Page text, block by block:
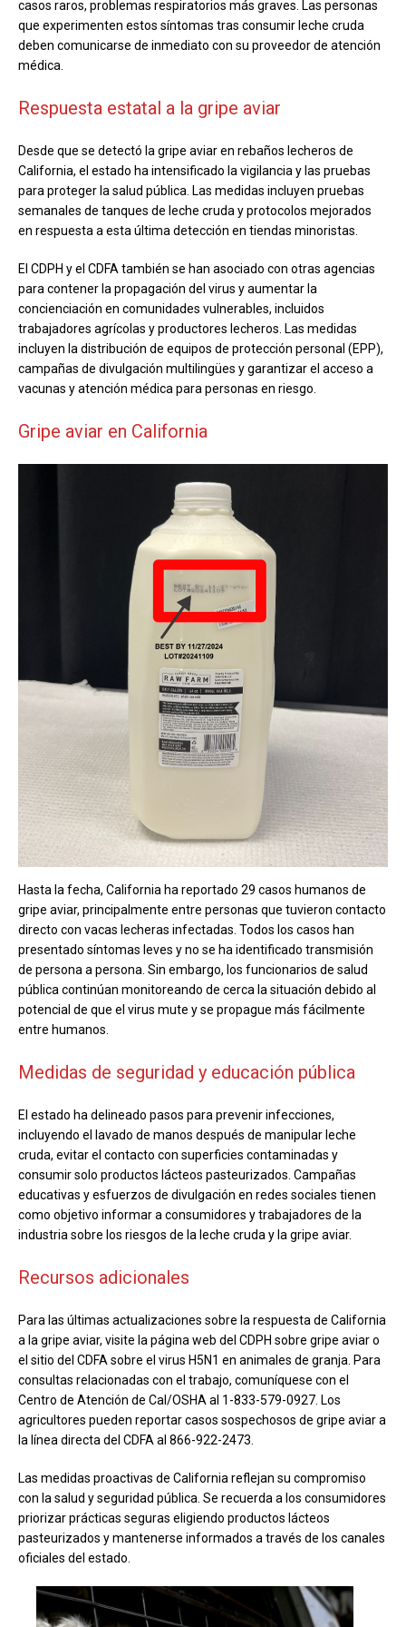
casos raros, problemas respiratorios más graves. Las personas
que experimenten estos síntomas tras consumir leche cruda
deben comunicarse de inmediato con su proveedor de atención
médica.
Respuesta estatal a la gripe aviar
Desde que se detectó la gripe aviar en rebaños lecheros de
California, el estado ha intensificado la vigilancia y las pruebas
para proteger la salud pública. Las medidas incluyen pruebas
semanales de tanques de leche cruda y protocolos mejorados
en respuesta a esta última detección en tiendas minoristas.
El CDPH y el CDFA también se han asociado con otras agencias
para contener la propagación del virus y aumentar la
concienciación en comunidades vulnerables, incluidos
trabajadores agrícolas y productores lecheros. Las medidas
incluyen la distribución de equipos de protección personal (EPP),
campañas de divulgación multilingües y garantizar el acceso a
vacunas y atención médica para personas en riesgo.
Gripe aviar en California
Hasta la fecha, California ha reportado 29 casos humanos de
gripe aviar, principalmente entre personas que tuvieron contacto
directo con vacas lecheras infectadas. Todos los casos han
presentado síntomas leves y no se ha identificado transmisión
de persona a persona. Sin embargo, los funcionarios de salud
pública continúan monitoreando de cerca la situación debido al
potencial de que el virus mute y se propague más fácilmente
entre humanos.
Medidas de seguridad y educación pública
El estado ha delineado pasos para prevenir infecciones,
incluyendo el lavado de manos después de manipular leche
cruda, evitar el contacto con superficies contaminadas y
consumir solo productos lácteos pasteurizados. Campañas
educativas y esfuerzos de divulgación en redes sociales tienen
como objetivo informar a consumidores y trabajadores de la
industria sobre los riesgos de la leche cruda y la gripe aviar.
Recursos adicionales
Para las últimas actualizaciones sobre la respuesta de California
a la gripe aviar, visite la página web del CDPH sobre gripe aviar o
el sitio del CDFA sobre el virus H5N1 en animales de granja. Para
consultas relacionadas con el trabajo, comuníquese con el
Centro de Atención de Cal/OSHA al 1-833-579-0927. Los
agricultores pueden reportar casos sospechosos de gripe aviar a
la línea directa del CDFA al 866-922-2473.
Las medidas proactivas de California reflejan su compromiso
con la salud y seguridad pública. Se recuerda a los consumidores
priorizar prácticas seguras eligiendo productos lácteos
pasteurizados y mantenerse informados a través de los canales
oficiales del estado.